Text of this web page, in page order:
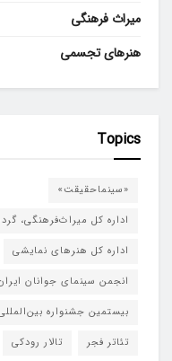
میراث فرهنگی
هنرهای تجسمی
Topics
«سینماحقیقت»
اداره کل میراث‌فرهنگی،
اداره کل هنرهای نمایشی
انجمن سینمای جوانان
بیستمین جشنواره
تئاتر فجر
تالار رودکی